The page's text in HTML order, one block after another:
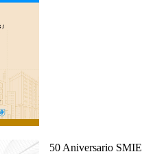
50 Aniversario SMIE